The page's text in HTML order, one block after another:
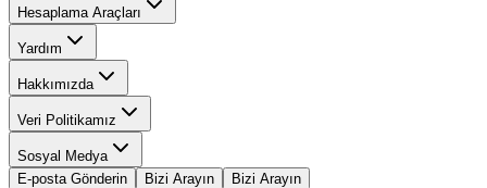
Hesaplama Araçları
Yardım
Hakkımızda
Veri Politikamız
Sosyal Medya
E-posta Gönderin
Bizi Arayın Bizi Arayın